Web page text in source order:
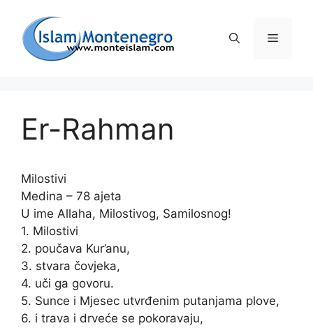
sadržaj
Er-Rahman
Milostivi
Medina – 78 ajeta
U ime Allaha, Milostivog, Samilosnog!
1. Milostivi
2. poučava Kur’anu,
3. stvara čovjeka,
4. uči ga govoru.
5. Sunce i Mjesec utvrđenim putanjama plove,
6. i trava i drveće se pokoravaju,